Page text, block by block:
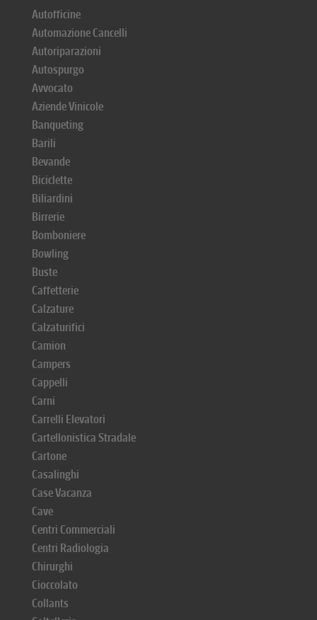
Autofficine
Automazione Cancelli
Autoriparazioni
Autospurgo
Avvocato
Aziende Vinicole
Banqueting
Barili
Bevande
Biciclette
Biliardini
Birrerie
Bomboniere
Bowling
Buste
Caffetterie
Calzature
Calzaturifici
Camion
Campers
Cappelli
Carni
Carrelli Elevatori
Cartellonistica Stradale
Cartone
Casalinghi
Case Vacanza
Cave
Centri Commerciali
Centri Radiologia
Chirurghi
Cioccolato
Collants